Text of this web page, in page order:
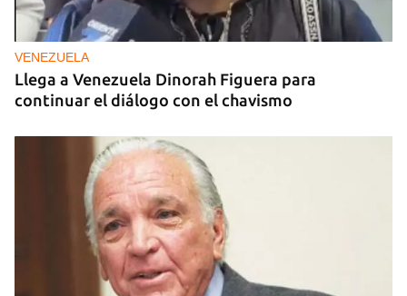
VENEZUELA
Llega a Venezuela Dinorah Figuera para
continuar el diálogo con el chavismo